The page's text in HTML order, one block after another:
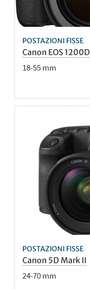
POSTAZIONI FISSE
Canon EOS 1200D
18-55 mm
POSTAZIONI FISSE
Canon 5D Mark II
24-70 mm